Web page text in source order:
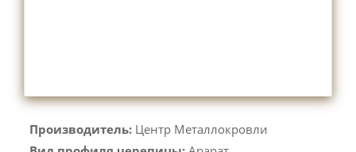
Производитель: Центр Металлокровли